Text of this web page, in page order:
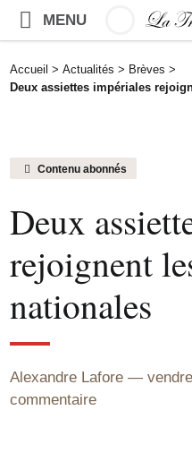
MENU
Accueil > Actualités > Brèves >
Deux assiettes impériales
Contenu abonnés
Deux
rejoignent
nationales
Alexandre Lafore
commentaire